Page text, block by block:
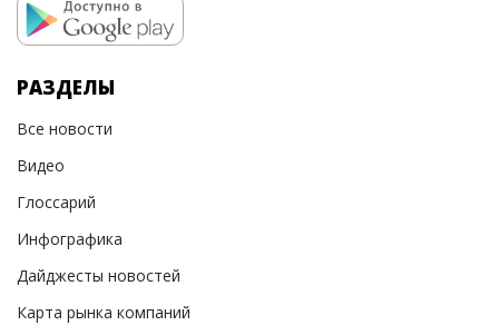
РАЗДЕЛЫ
Все новости
Видео
Глоссарий
Инфографика
Дайджесты новостей
Карта рынка компаний